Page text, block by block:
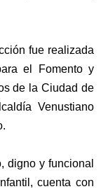
fue realizada
el Fomento y
de la Ciudad de
Venustiano
digno y funcional
cuenta con